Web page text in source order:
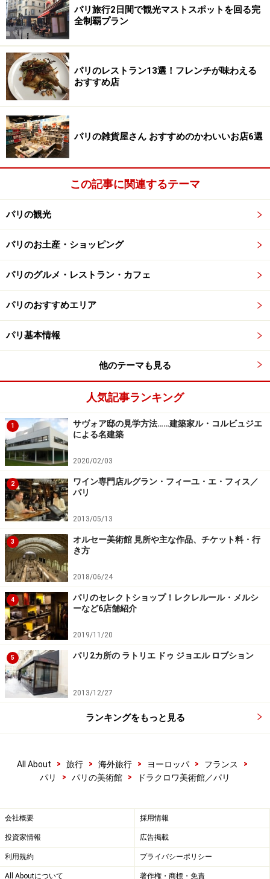
れ小さな空間ながらもドラクロワの世界観を感じられる
構成になっています。調度品や家具をはじめ、アトリエ
で使用していたパレットなどの画材も残されているので
見逃せません。もちろん、ドラクロワが描いた作品も展
示されており、中でも交流があった作家ジョルジュ・サ
ンドの肖像画は必見です。
ドラクロワの世界にどっぷり浸かったら、階段を下りて
庭園でひと休みしましょう。緑に囲まれた自然豊かな庭
像できる静かで穏やかな空間です。
■ドラクロワ美術館 Musée national Eugène Delacroix
住所：6 rue de Furstenberg 75006 Paris
電話：01 44 41 86 50
アクセス：地下鉄4号線Saint-Germain-des-Présか、地下
鉄10号線Mabillonから徒歩5分
開館時間：9:30～17:00
料金：6ユーロ（企画展は7.5ユーロ）、毎月第一日曜日
は無料
※記事内容は執筆時点のものです。最新の内容をご確認くださ
※海外を訪れる際には最新情報の入手に努め、「外務省 海外安全
ホームページ
」を確認するなど、安全確保に十分注意を払ってく
ださい。
パリ旅行2日間で観光マストスポットを回る完
全制覇プラン
パリのレストラン13選！フレンチが味わえる
おすすめ店
パリの雑貨屋さん おすすめのかわいいお店6選
この記事に関連するテーマ
パリの観光
パリのお土産・ショッピング
パリのグルメ・レストラン・カフェ
パリのおすすめエリア
パリ基本情報
他のテーマも見る
人気記事ランキング
1
サヴォア邸の見学方法……建築家ル・コルビュジエ
による名建築
2020/02/03
2
ワイン専門店ルグラン・フィーユ・エ・フィス／
パリ
2013/05/13
3
オルセー美術館 見所や主な作品、チケット料・行
き方
2018/06/24
4
パリのセレクトショップ！レクレルール・メルシ
ーなど6店舗紹介
2019/11/20
5 パリ2カ所の ラトリエ ドゥ ジョエル ロブション
2013/12/27
ランキングをもっと見る
All About > 旅行 > 海外旅行 > ヨーロッパ > フランス
>
パリ
> パリの美術館 > ドラクロワ美術館／パリ
会社概要 採用情報
投資家情報 広告掲載
利用規約 プライバシーポリシー
All Aboutについて 著作権・商標・免責